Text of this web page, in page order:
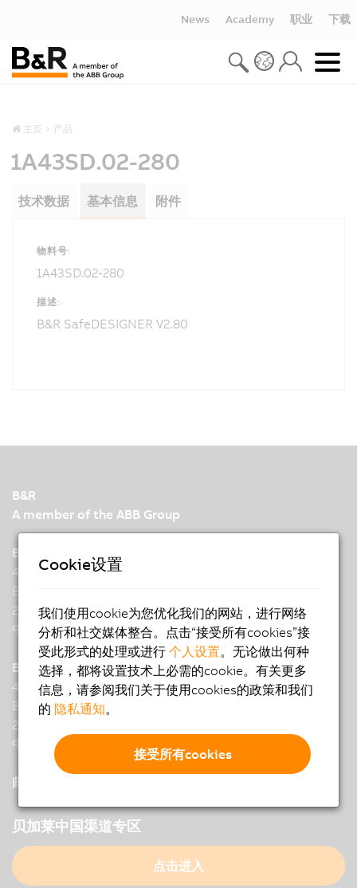
News Academy 职业 下载
主页 产品
1A43SD.02-280
技术数据 基本信息 附件
物料号:
1A43SD.02-280
描述:
B&R SafeDESIGNER V2.80
B&R
A member of the ABB Group
B&R Industrial Automation (China)
487 Tianlin Road, No.21
Building, Gems Park
200233 Shanghai
中国
B&R Industrial Automation (China) Co., Ltd.
487 Tianlin Road, No.21
Building, Gems Park
200233 Shanghai
中国
邮件 :
贝加莱中国渠道专区
点击进入
Cookie设置
我们使用cookie为您优化我们的网站，进行网络
分析和社交媒体整合。点击“接受所有cookies”接
受此形式的处理或进行个人设置。无论做出何种
选择，都将设置技术上必需的cookie。有关更多
信息，请参阅我们关于使用cookies的政策和我们
的隐私通知。
接受所有cookies